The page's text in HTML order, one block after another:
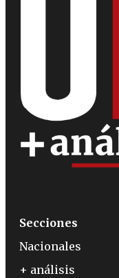
Secciones
Nacionales
+ análisis